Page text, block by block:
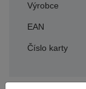
Výrobce
EAN
Číslo karty